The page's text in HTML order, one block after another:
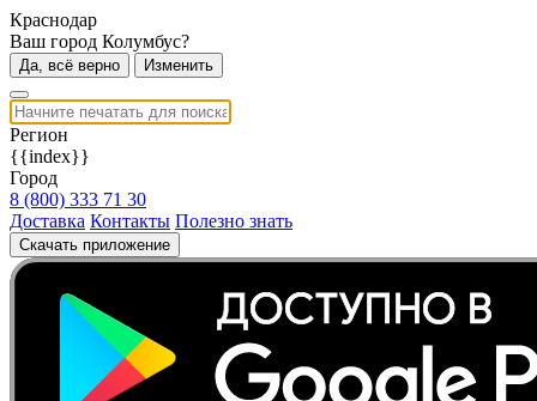
Краснодар
Ваш город Колумбус?
Да, всё верно Изменить
Регион
{{index}}
Город
8 (800) 333 71 30
Доставка Контакты Полезно знать
Скачать приложение